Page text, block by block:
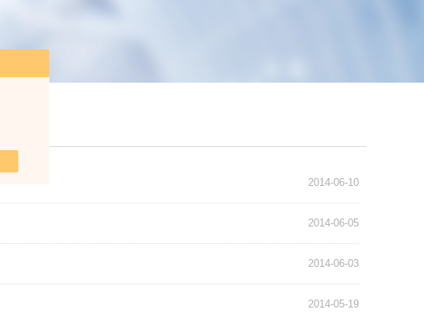
2014-06-10
2014-06-05
2014-06-03
2014-05-19